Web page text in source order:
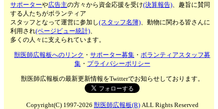
サポーターや広告主の方々から資金応援を受け(決算報告)、趣旨に賛同
する人たちがボランティア
スタッフとなって運営に参加し(スタッフ名簿)、動物に関わる皆さんに
利用され(ページビュー統計)、
多くの人々に支えられています。
獣医師広報板へのリンク ・サポーター募集 ・ボランティアスタッフ募
集・ プライバシーポリシー
獣医師広報板の最新更新情報をTwitterでお知らせしております。
Copyright(C) 1997-2026 獣医師広報板(R)ALL Rights Reserved